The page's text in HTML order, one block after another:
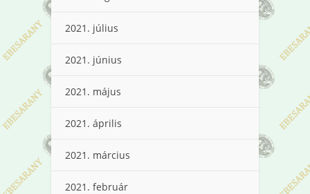
2021. július
2021. június
2021. május
2021. április
2021. március
2021. február